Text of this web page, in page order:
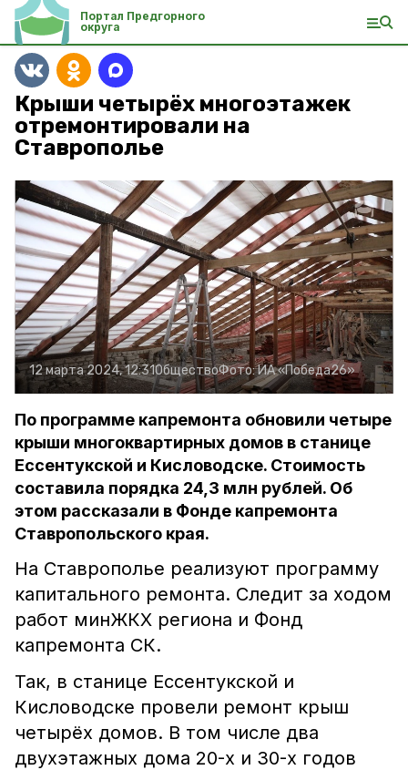
Портал Предгорного
округа
Крыши четырёх многоэтажек
отремонтировали на
Ставрополье
12 марта 2024, 12:31ОбществоФото:ИА «Победа26»
По программе капремонта обновили четыре
крыши многоквартирных домов в станице
Ессентукской и Кисловодске. Стоимость
составила порядка 24,3 млн рублей. Об
этом рассказали в Фонде капремонта
Ставропольского края.
На Ставрополье реализуют программу
капитального ремонта. Следит за ходом
работ минЖКХ региона и Фонд
капремонта СК.
Так, в станице Ессентукской и
Кисловодске провели ремонт крыш
четырёх домов. В том числе два
двухэтажных дома 20-х и 30-х годов